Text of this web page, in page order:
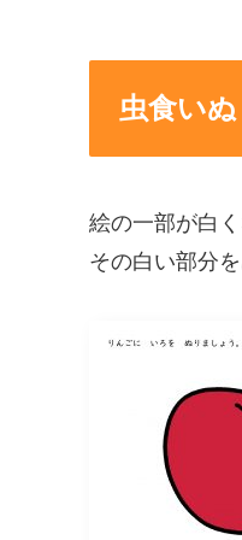
虫食い
絵の一部が白
その白い部分